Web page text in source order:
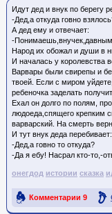
Идут дед и внук по берегу
-Дед,а откуда говно
А дед ему и отвечает:
-Понимаешь,внучек,давным
Народ их обожал и души в
И началась у королевства
Варвары были свирепы и
твоей. Если с миром
ребеночка заделать
Ехал он долго по полям,
людоеда,спящего крепким
варварский. На смерть
И тут внук деда перебивает:
-Дед,а говно то откуда?
-Да я ебу! Насрал кто-то,-
онегдод истории сказка
Комментарии 9